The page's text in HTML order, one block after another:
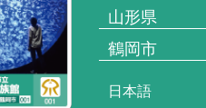
山形県
鶴岡市
日本語